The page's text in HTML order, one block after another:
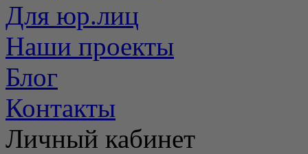
Для юр.лиц
Наши проекты
Блог
Контакты
Личный кабинет